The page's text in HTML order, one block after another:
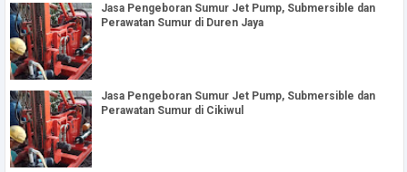
Jasa Pengeboran Sumur Jet Pump, Submersible dan
Perawatan Sumur di Duren Jaya
Jasa Pengeboran Sumur Jet Pump, Submersible dan
Perawatan Sumur di Cikiwul